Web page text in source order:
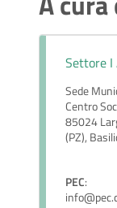
Settore
Sede
Centro
85024
(PZ),
PEC: